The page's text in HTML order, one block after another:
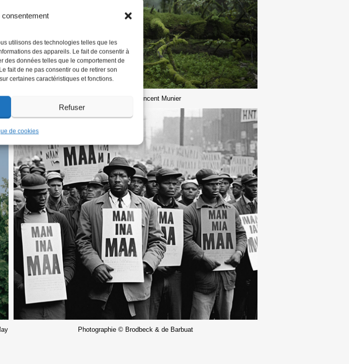
consentement
utilisons des technologies telles que les
des appareils. Le fait de consentir à
des données telles que le comportement de
fait de ne pas consentir ou de retirer son
certaines caractéristiques et fonctions.
Refuser
de cookies
Photographie © Vincent Munier
Photographie © Brodbeck & de Barbuat